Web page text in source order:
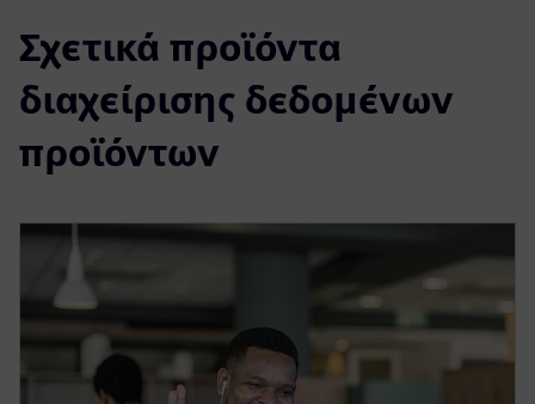
Σχετικά προϊόντα
διαχείρισης δεδομένων
προϊόντων